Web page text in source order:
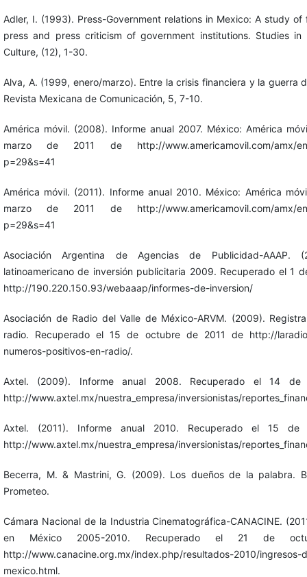
Adler, I. (1993). Press-Government relations in Mexico: A study
press and press criticism of government institutions. Studies in
Culture, (12), 1-30.
Alva, A. (1999, enero/marzo). Entre la crisis financiera y la guerra
Revista Mexicana de Comunicación, 5, 7-10.
América móvil. (2008). Informe anual 2007. México: América
marzo de 2011 de http://www.americamovil.com/amx/en/
p=29&s=41
América móvil. (2011). Informe anual 2010. México: América
marzo de 2011 de http://www.americamovil.com/amx/en/
p=29&s=41
Asociación Argentina de Agencias de Publicidad-AAAP.
latinoamericano de inversión publicitaria 2009. Recuperado el 1
http://190.220.150.93/webaaap/informes-de-inversion/
Asociación de Radio del Valle de México-ARVM. (2009).
radio. Recuperado el 15 de octubre de 2011 de http://
numeros-positivos-en-radio/.
Axtel. (2009). Informe anual 2008. Recuperado el 14
http://www.axtel.mx/nuestra_empresa/inversionistas/
Axtel. (2011). Informe anual 2010. Recuperado el 15
http://www.axtel.mx/nuestra_empresa/inversionistas/
Becerra, M. & Mastrini, G. (2009). Los dueños de la palabra.
Prometeo.
Cámara Nacional de la Industria Cinematográfica-CANACINE.
en México 2005-2010. Recuperado el 21 de
http://www.canacine.org.mx/index.php/resultados-2010/ingresos-
mexico.html.